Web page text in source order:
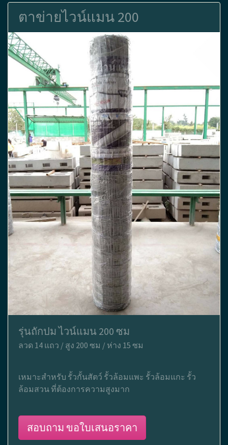
ตาข่ายไวน์แมน 200
รุ่นถักปม ไวน์แมน 200 ซม
ลวด 14 แถว / สูง 200 ซม / ห่าง 15 ซม
เหมาะสำหรับ รั้วกั้นสัตว์ รั้วล้อมแพะ รั้วล้อมแกะ รั้ว
ล้อมสวน ที่ต้องการความสูงมาก
สอบถาม ขอใบเสนอราคา